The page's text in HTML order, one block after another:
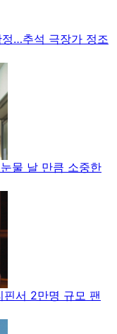
…추석 극장가 정조
물 날 만큼 소중한
서 2만명 규모 팬